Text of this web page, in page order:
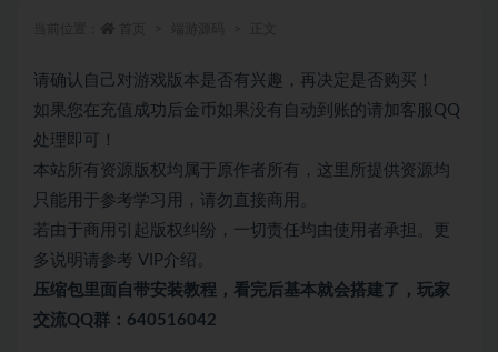
请确认自己对游戏版本是否有兴趣，再决定是否购买！
如果您在充值成功后金币如果没有自动到账的请加客服QQ
处理即可！
本站所有资源版权均属于原作者所有，这里所提供资源均
只能用于参考学习用，请勿直接商用。
若由于商用引起版权纠纷，一切责任均由使用者承担。更
多说明请参考 VIP介绍。
压缩包里面自带安装教程，看完后基本就会搭建了，玩家
交流QQ群：640516042